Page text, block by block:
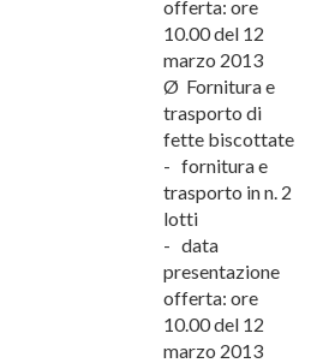
offerta: ore
10.00 del 12
marzo 2013
Ø Fornitura e
trasporto di
fette biscottate
- fornitura e
trasporto in n. 2
lotti
- data
presentazione
offerta: ore
10.00 del 12
marzo 2013